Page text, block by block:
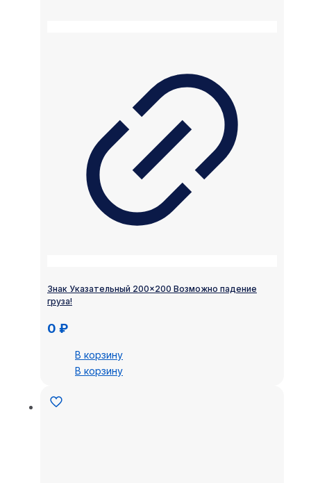
Знак Указательный 200×200 Возможно падение
груза!
0 ₽
В корзину
В корзину